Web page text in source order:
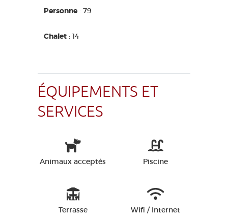
Personne : 79
Chalet : 14
ÉQUIPEMENTS ET
SERVICES
Animaux acceptés Piscine
Terrasse Wifi / Internet